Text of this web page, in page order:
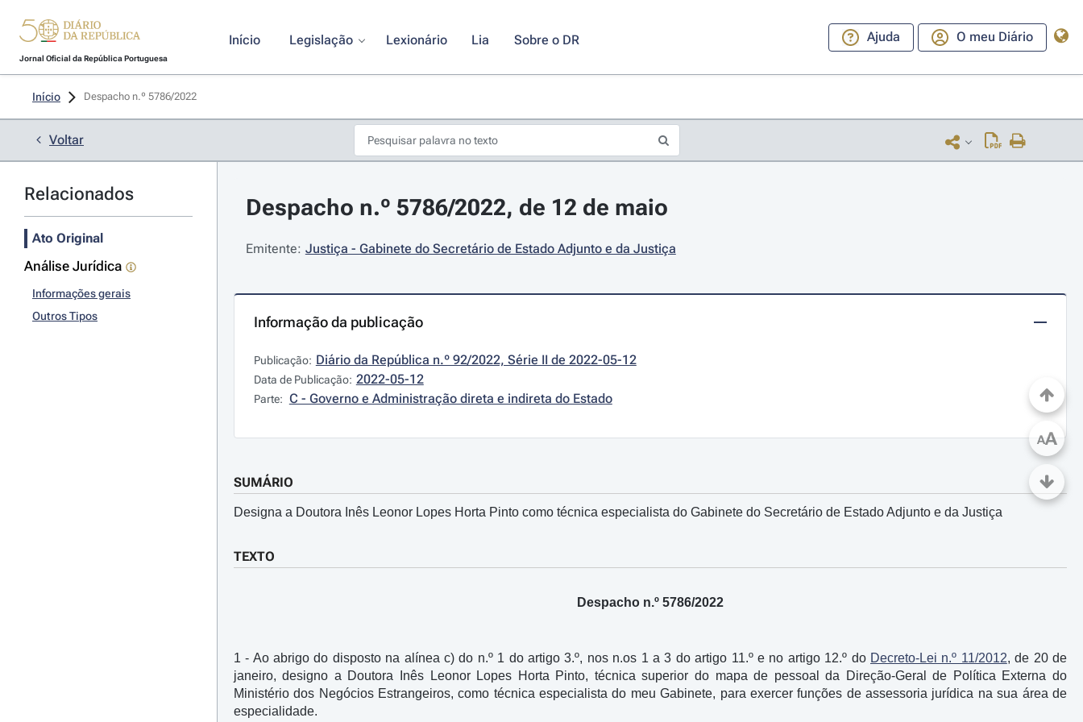
Jornal Oficial da República Portuguesa
Início Legislação Lexionário Lia Sobre o DR Ajuda O meu Diário
Início Despacho n.º 5786/2022
Voltar
Relacionados
Ato Original
Análise Jurídica
Informações gerais
Outros Tipos
Despacho n.º 5786/2022, de 12 de maio
Emitente: Justiça - Gabinete do Secretário de Estado Adjunto e da Justiça
Informação da publicação
Publicação: Diário da República n.º 92/2022, Série II de 2022-05-12
Data de Publicação: 2022-05-12
Parte: C - Governo e Administração direta e indireta do Estado
SUMÁRIO
Designa a Doutora Inês Leonor Lopes Horta Pinto como técnica especialista do Gabinete do Secretário de Estado Adjunto e da Justiça
TEXTO
Despacho n.º 5786/2022
1 - Ao abrigo do disposto na alínea c) do n.º 1 do artigo 3.º, nos n.os 1 a 3 do artigo 11.º e no artigo 12.º do Decreto-Lei n.º 11/2012, de 20 de
janeiro, designo a Doutora Inês Leonor Lopes Horta Pinto, técnica superior do mapa de pessoal da Direção-Geral de Política Externa do
Ministério dos Negócios Estrangeiros, como técnica especialista do meu Gabinete, para exercer funções de assessoria jurídica na sua área de
especialidade.
AA